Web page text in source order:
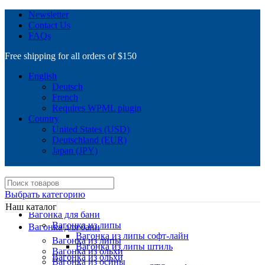
Newsletter
Contact Us
FAQs
Free shipping for all orders of $150
English
Deutsch
French
Requires WPML plugin
Country
United States (USD)
Deutschland (EUR)
Japan (JPY)
Выбрать категорию
Вагонка для бани
Вагонка из липы
Вагонка из липы софт-лайн
Вагонка из липы штиль
Вагонка из ольхи
Наш каталог
Вагонка для бани
Вагонка из липы
Вагонка из ольхи
Вагонка из осины